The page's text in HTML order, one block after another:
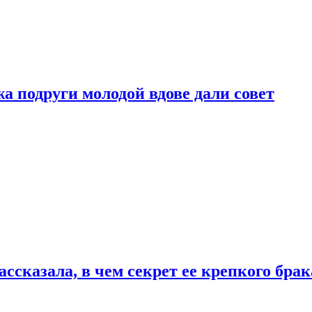
молодой вдове дали совет
в чем секрет ее крепкого